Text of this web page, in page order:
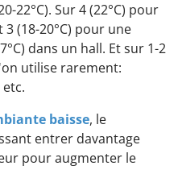
22°C). Sur 4 (22°C) pour
(18-20°C) pour une
dans un hall. Et sur 1-2
utilise rarement:
baisse, le
entrer davantage
pour augmenter le